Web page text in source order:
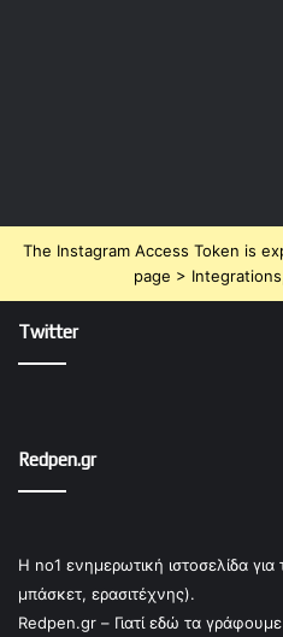
The Instagram Access Token is
page >
Twitter
Redpen.gr
Η no1 ενημερωτική ιστοσελίδα
μπάσκετ, ερασιτέχνης).
Redpen.gr – Γιατί εδώ τα